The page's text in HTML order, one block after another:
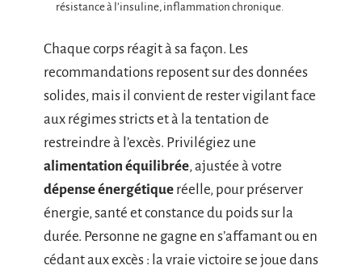
résistance à l’insuline, inflammation chronique.
Chaque corps réagit à sa façon. Les
recommandations reposent sur des données
solides, mais il convient de rester vigilant face
aux régimes stricts et à la tentation de
restreindre à l’excès. Privilégiez une
alimentation équilibrée, ajustée à votre
dépense énergétique réelle, pour préserver
énergie, santé et constance du poids sur la
durée. Personne ne gagne en s’affamant ou en
cédant aux excès : la vraie victoire se joue dans